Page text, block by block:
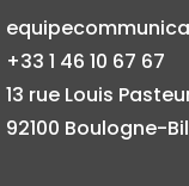
+33 1 46 10 67 67
13 rue Louis
92100 Boulogne-